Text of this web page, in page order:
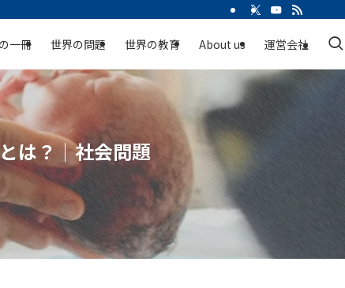
一冊 世界の問題 世界の教育 About us 運営会社
は？｜社会問題